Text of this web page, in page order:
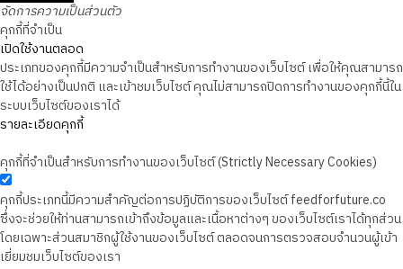
จัดการความเป็นส่วนตัว
คุกกี้ที่จำเป็น
เปิดใช้งานตลอด
ประเภทของคุกกี้มีความจำเป็นสำหรับการทำงานของเว็บไซต์ เพื่อให้คุณสามารถ
ใช้ได้อย่างเป็นปกติ และเข้าชมเว็บไซต์ คุณไม่สามารถปิดการทำงานของคุกกี้นี้ใน
ระบบเว็บไซต์ของเราได้
รายละเอียดคุกกี้
คุกกี้ที่จำเป็นสำหรับการทำงานของเว็บไซต์ (Strictly Necessary Cookies)
คุกกี้ประเภทนี้มีความสำคัญต่อการปฏิบัติการของเว็บไซต์ feedforfuture.co
ซึ่งจะช่วยให้ท่านสามารถเข้าถึงข้อมูลและเนื้อหาต่างๆ ของเว็บไซต์เราได้ทุกส่วน
โดยเฉพาะส่วนสมาชิกผู้ใช้งานของเว็บไซต์ ตลอดจนการตรวจสอบจำนวนผู้เข้า
เยี่ยมชมเว็บไซต์ของเรา